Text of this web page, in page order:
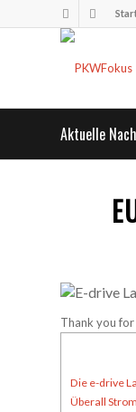
Aktuelle
Thank you
Die e-drive
Überall